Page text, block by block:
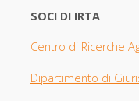
SOCI DI IRTA
Centro di Ricerche
Dipartimento di